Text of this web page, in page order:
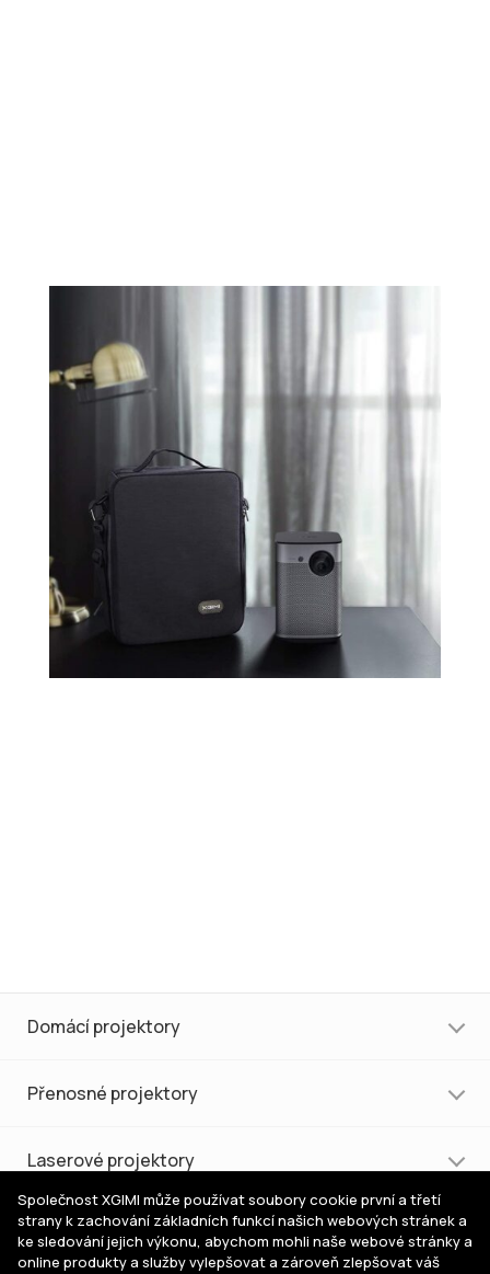
Domácí projektory
Přenosné projektory
Laserové projektory
Nákup a podpora
Společnost XGIMI může používat soubory cookie první a třetí
strany k zachování základních funkcí našich webových stránek a
ke sledování jejich výkonu, abychom mohli naše webové stránky a
online produkty a služby vylepšovat a zároveň zlepšovat váš